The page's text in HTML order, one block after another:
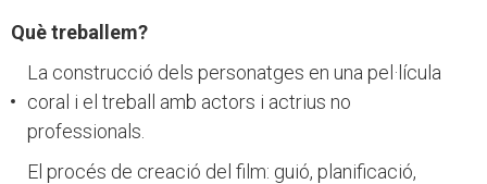
Què treballem?
La construcció dels personatges en una pel·lícula
coral i el treball amb actors i actrius no
professionals.
El procés de creació del film: guió, planificació,